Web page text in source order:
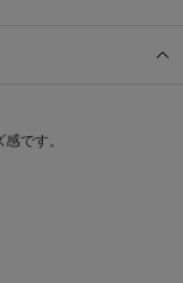
です。